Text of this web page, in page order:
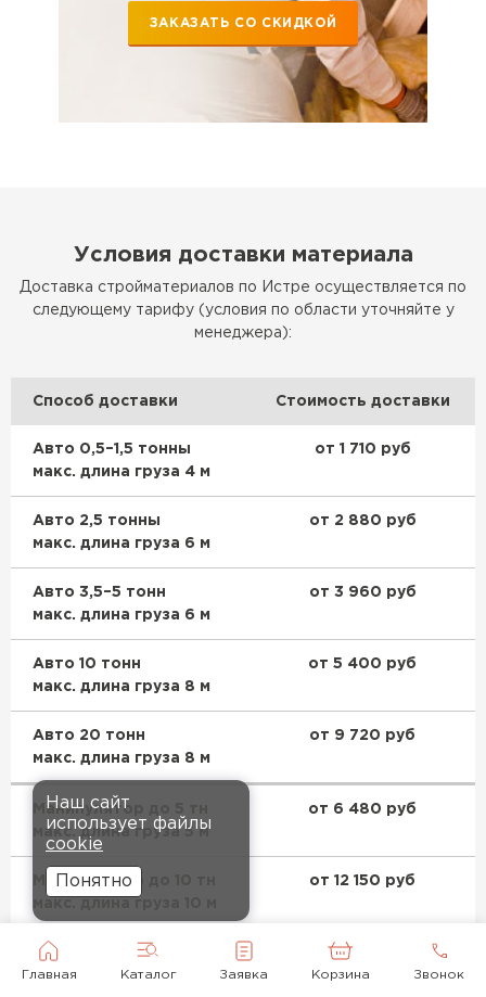
Главная Каталог Заявка Корзина Звонок
ЗАКАЗАТЬ СО СКИДКОЙ
Условия доставки материала
Доставка стройматериалов по Истре осуществляется по
следующему тарифу (условия по области уточняйте у
менеджера):
Способ доставки Стоимость доставки
Авто 0,5–1,5 тонны
макс. длина груза 4 м
от 1 710 руб
Авто 2,5 тонны
макс. длина груза 6 м
от 2 880 руб
Авто 3,5–5 тонн
макс. длина груза 6 м
от 3 960 руб
Авто 10 тонн
макс. длина груза 8 м
от 5 400 руб
Авто 20 тонн
макс. длина груза 8 м
от 9 720 руб
Манипулятор до 5 тн
макс. длина груза 5 м
от 6 480 руб
Манипулятор до 10 тн
от 12 150 руб
Манипулятор до 20 тн
макс. длина груза 14 м
от 14 580 руб
Наш сайт
использует файлы
cookie
Понятно